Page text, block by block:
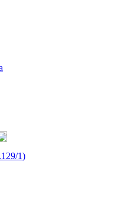
1)